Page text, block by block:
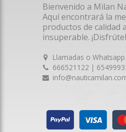
Bienvenido a Milan
Aquí encontrará la
productos de calidad
insuperable.
Llamadas o Whatsapp
666521122 |